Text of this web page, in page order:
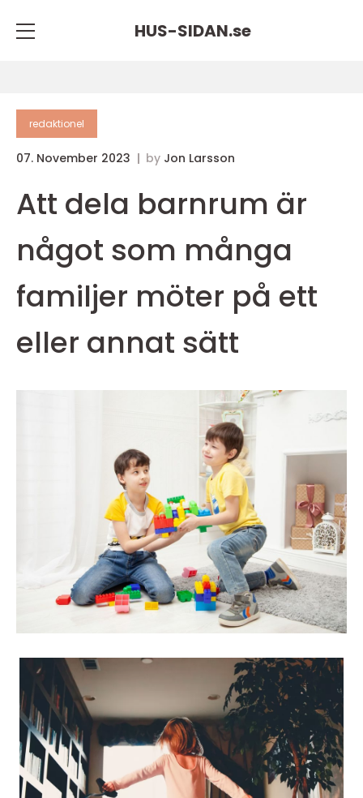
HUS-SIDAN.se
redaktionel
07. November 2023 by Jon Larsson
Att dela barnrum är
något som många
familjer möter på ett
eller annat sätt